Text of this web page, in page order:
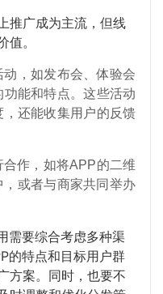
推广成为主流，但线
。
动，如发布会、体验会
能和特点。这些活动
还能收集用户的反馈
合作，如将APP的二维
或者与商家共同举办
需要综合考虑多种渠
的特点和目标用户群
方案。同时，也要不